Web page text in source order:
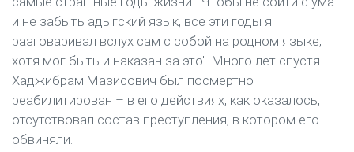
и не забыть адыгский язык, все эти годы я
разговаривал вслух сам с собой на родном языке,
хотя мог быть и наказан за это". Много лет спустя
Хаджибрам Мазисович был посмертно
реабилитирован – в его действиях, как оказалось,
отсутствовал состав преступления, в котором его
обвиняли.